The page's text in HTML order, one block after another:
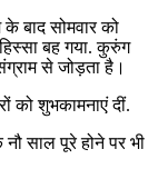
बाद सोमवार को
बह गया. कुरुंग
से जोड़ता है।
को शुभकामनाएं दीं.
साल पूरे होने पर भी